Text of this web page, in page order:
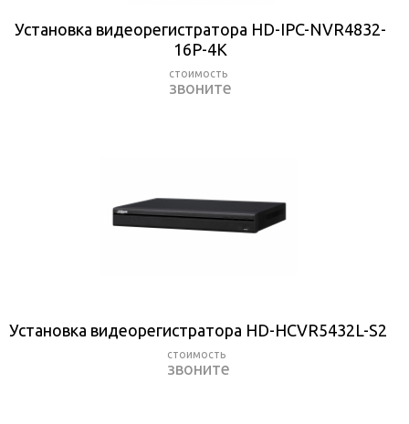
Установка видеорегистратора HD-IPC-NVR4832-
16P-4K
звоните
Установка видеорегистратора HD-HCVR5432L-S2
звоните